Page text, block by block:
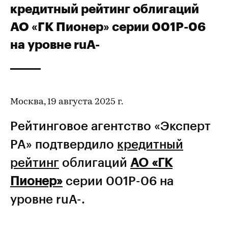
кредитный рейтинг облигаций
АО «ГК Пионер» серии 001Р-06
на уровне ruA-
Москва, 19 августа 2025 г.
Рейтинговое агентство «Эксперт
РА» подтвердило кредитный
рейтинг облигаций АО «ГК
Пионер» серии 001Р-06 на
уровне ruA-.